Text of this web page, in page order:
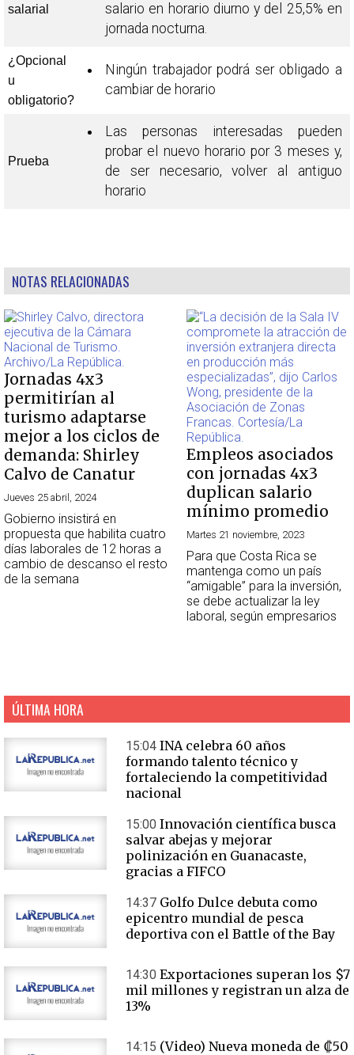
salarial
salario en horario diurno y del 25,5% en
jornada nocturna.
¿Opcional
u
obligatorio?
Ningún trabajador podrá ser obligado a
cambiar de horario
Prueba
Las personas interesadas pueden
probar el nuevo horario por 3 meses y,
de ser necesario, volver al antiguo
horario
NOTAS RELACIONADAS
Jornadas 4x3
permitirían al
turismo adaptarse
mejor a los ciclos de
demanda: Shirley
Calvo de Canatur
Jueves 25 abril, 2024
Gobierno insistirá en
propuesta que habilita cuatro
días laborales de 12 horas a
cambio de descanso el resto
de la semana
Empleos asociados
con jornadas 4x3
duplican salario
mínimo promedio
Martes 21 noviembre, 2023
Para que Costa Rica se
mantenga como un país
“amigable” para la inversión,
se debe actualizar la ley
laboral, según empresarios
ÚLTIMA HORA
15:04 INA celebra 60 años
formando talento técnico y
fortaleciendo la competitividad
nacional
15:00 Innovación científica busca
salvar abejas y mejorar
polinización en Guanacaste,
gracias a FIFCO
14:37 Golfo Dulce debuta como
epicentro mundial de pesca
deportiva con el Battle of the Bay
14:30 Exportaciones superan los $7
mil millones y registran un alza de
13%
14:15 (Video) Nueva moneda de ₡50